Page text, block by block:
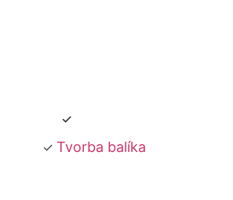
Tvorba balíka